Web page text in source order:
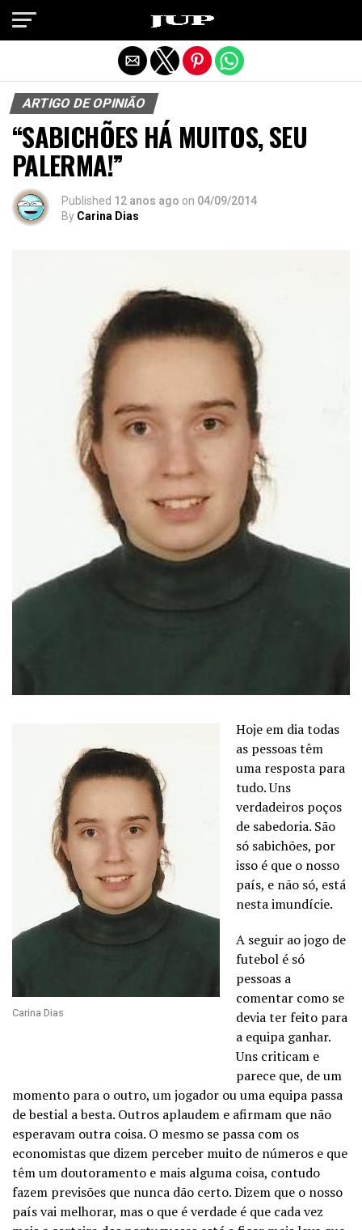
ARTIGO DE OPINIÃO
“SABICHÕES HÁ MUITOS, SEU
PALERMA!”
Published 12 anos ago on 04/09/2014
By Carina Dias
Carina Dias
Hoje em dia todas
as pessoas têm
uma resposta para
tudo. Uns
verdadeiros poços
de sabedoria. São
só sabichões, por
isso é que o nosso
país, e não só, está
nesta imundície.
A seguir ao jogo de
futebol é só
pessoas a
comentar como se
devia ter feito para
a equipa ganhar.
Uns criticam e
parece que, de um
momento para o outro, um jogador ou uma equipa passa
de bestial a besta. Outros aplaudem e afirmam que não
esperavam outra coisa. O mesmo se passa com os
economistas que dizem perceber muito de números e que
têm um doutoramento e mais alguma coisa, contudo
fazem previsões que nunca dão certo. Dizem que o nosso
país vai melhorar, mas o que é verdade é que cada vez
Exit mobile version